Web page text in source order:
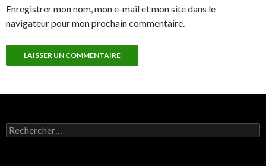
Enregistrer mon nom, mon e-mail et mon site dans le
navigateur pour mon prochain commentaire.
Rechercher :